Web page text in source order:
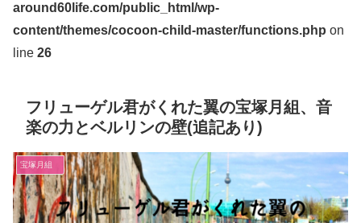
around60life.com/public_html/wp-
content/themes/cocoon-child-master/functions.php on
line 26
フリューゲル君がくれた翼の宝塚月組、音
楽の力とベルリンの壁(追記あり)
宝塚月組